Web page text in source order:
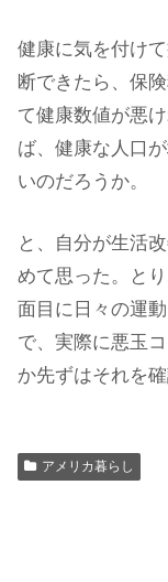
健康に気を付け
断できたら、保
て健康数値が悪
ば、健康な人口
いのだろうか。
と、自分が生活
めて思った。と
面目に日々の運
で、実際に悪玉
か先ずはそれを
アメリカ暮らし